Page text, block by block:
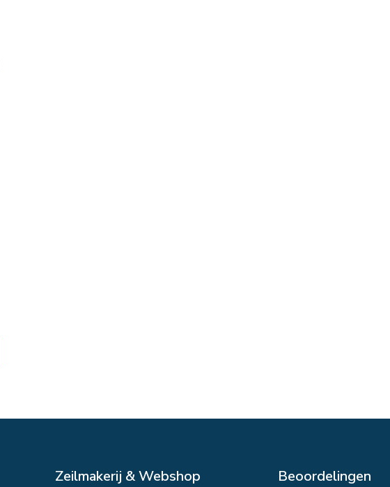
Zeilmakerij & Webshop Beoordelingen